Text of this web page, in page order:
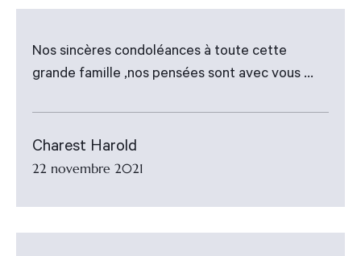
Nos sincères condoléances à toute cette
grande famille ,nos pensées sont avec vous ...
Charest Harold
22 novembre 2021